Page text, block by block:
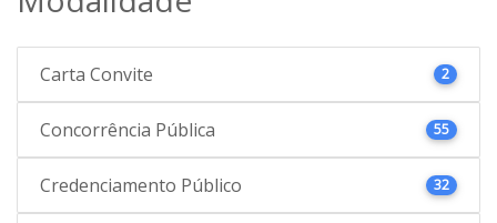
Carta Convite 2
Concorrência Pública 55
Credenciamento Público 32